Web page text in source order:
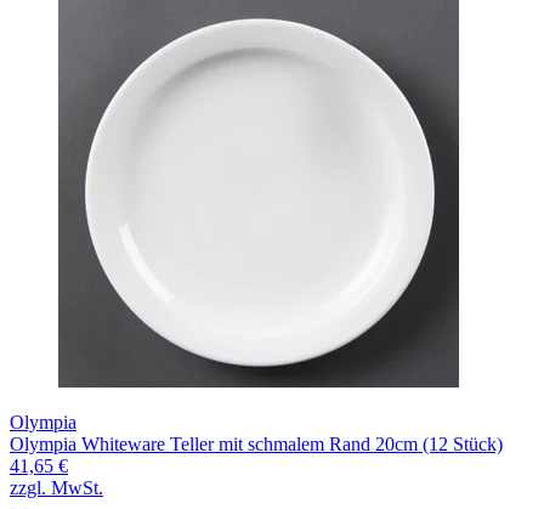
Olympia
Olympia Whiteware Teller mit schmalem Rand 20cm (12 Stück)
41,65 €
zzgl. MwSt.